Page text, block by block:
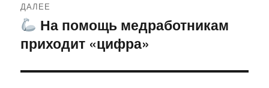
ДАЛЕЕ
Следующая
запись:
На помощь медработникам
приходит «цифра»